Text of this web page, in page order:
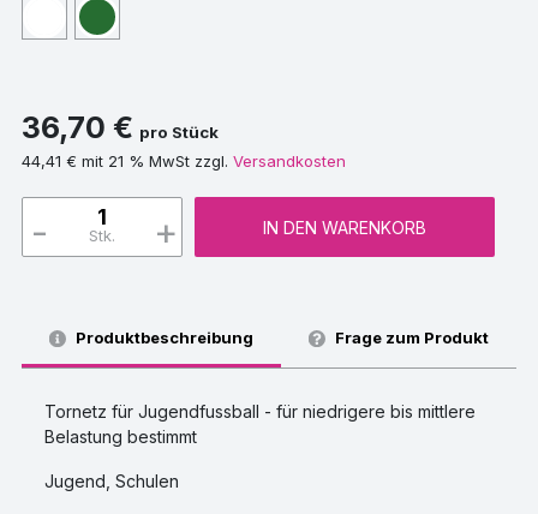
36,70 € pro Stück
44,41 € mit 21 % MwSt zzgl. Versandkosten
Stk. +
- IN DEN WARENKORB
Produktbeschreibung Frage zum Produkt
Tornetz für Jugendfussball - für niedrigere bis mittlere
Belastung bestimmt
Jugend, Schulen